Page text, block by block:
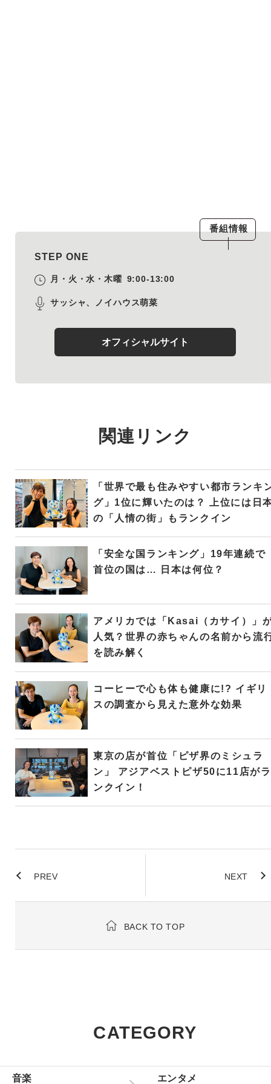
番組情報
STEP ONE
月・火・水・木曜 9:00-13:00
サッシャ、ノイハウス萌菜
オフィシャルサイト
関連リンク
「世界で最も住みやすい都市ランキ
グ」1位に輝いたのは？ 上位には日
の「人情の街」もランクイン
「安全な国ランキング」19年連続で
首位の国は… 日本は何位？
アメリカでは「Kasai（カサイ）」
人気？世界の赤ちゃんの名前から流
を読み解く
コーヒーで心も体も健康に!? イギリ
スの調査から見えた意外な効果
東京の店が首位「ピザ界のミシュラ
ン」 アジアベストピザ50に11店がラ
ンクイン！
PREV NEXT
BACK TO TOP
CATEGORY
音楽 エンタメ